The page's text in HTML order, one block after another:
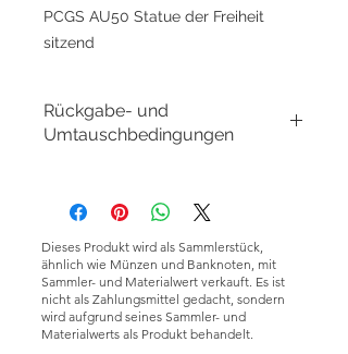
PCGS AU50 Statue der Freiheit
sitzend
Rückgabe- und
Umtauschbedingungen
GoldSilverJapan Co., Ltd. ist bestrebt,
Dienstleistungen anzubieten und die
Kundenzufriedenheit sicherzustellen.
Aufgrund der Art der von uns
verkauften Produkte akzeptieren wir
aus Gründen der Kundenfreundlichkeit
Dieses Produkt wird als Sammlerstück,
ähnlich wie Münzen und Banknoten, mit
Sammler- und Materialwert verkauft. Es ist
nicht als Zahlungsmittel gedacht, sondern
wird aufgrund seines Sammler- und
Materialwerts als Produkt behandelt.